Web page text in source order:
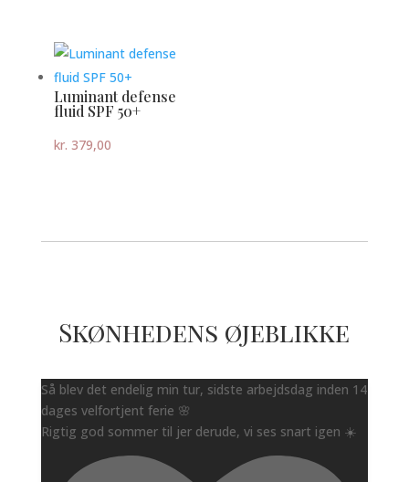
Luminant defense
fluid SPF 50+
kr. 379,00
Skønhedens øjeblikke
Så blev det endelig min tur, sidste arbejdsdag inden 14
dages velfortjent ferie 🌸
Rigtig god sommer til jer derude, vi ses snart igen ☀️